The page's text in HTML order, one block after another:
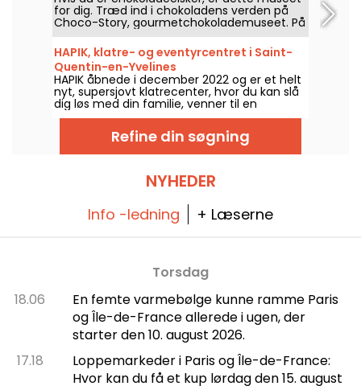
for dig. Træd ind i chokoladens verden på
Choco-Story, gourmetchokolademuseet. På
programmet: workshops, hvor du kan lave
dine egne chokolader efter et sjovt besøg!
HAPIK, klatre- og eventyrcentret i Saint-
Quentin-en-Yvelines
HAPIK åbnede i december 2022 og er et helt
nyt, supersjovt klatrecenter, hvor du kan slå
dig løs med din familie, venner til en
fødselsdagsfest eller kolleger til et
teambuilding-arrangement.
Refine din søgning
NYHEDER
Info -ledning + Læserne
Torsdag
18.06
En femte varmebølge kunne ramme Paris
og Île-de-France allerede i ugen, der
starter den 10. august 2026.
17.18
Loppemarkeder i Paris og Île-de-France:
Hvor kan du få et kup lørdag den 15. august